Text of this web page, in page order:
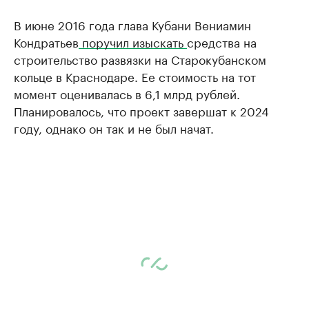
В июне 2016 года глава Кубани Вениамин
Кондратьев поручил изыскатьсредства на
строительство развязки на Старокубанском
кольце в Краснодаре. Ее стоимость на тот
момент оценивалась в 6,1 млрд рублей.
Планировалось, что проект завершат к 2024
году, однако он так и не был начат.